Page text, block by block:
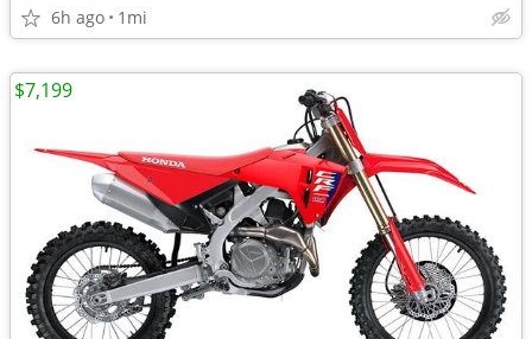
6h ago 1mi
$7,199